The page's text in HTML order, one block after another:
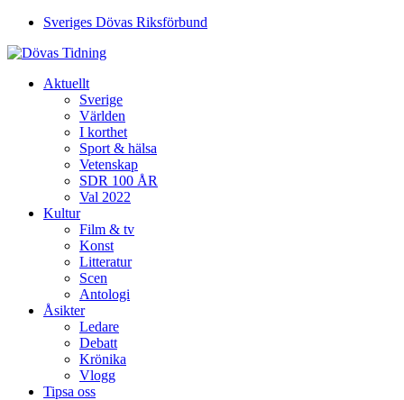
Sveriges Dövas Riksförbund
Aktuellt
Sverige
Världen
I korthet
Sport & hälsa
Vetenskap
SDR 100 ÅR
Val 2022
Kultur
Film & tv
Konst
Litteratur
Scen
Antologi
Åsikter
Ledare
Debatt
Krönika
Vlogg
Tipsa oss